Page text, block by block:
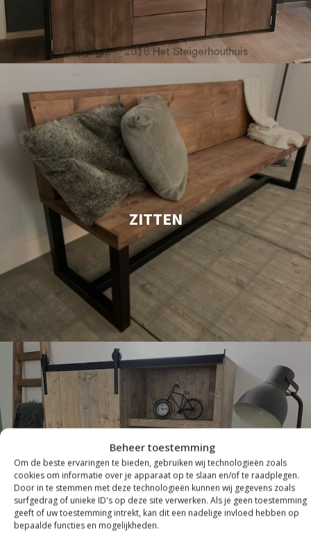
Beheer toestemming
Om de beste ervaringen te bieden, gebruiken wij technologieën zoals
cookies om informatie over je apparaat op te slaan en/of te raadplegen.
Door in te stemmen met deze technologieën kunnen wij gegevens zoals
surfgedrag of unieke ID's op deze site verwerken. Als je geen toestemming
geeft of uw toestemming intrekt, kan dit een nadelige invloed hebben op
bepaalde functies en mogelijkheden.
ZITTEN
KASTEN